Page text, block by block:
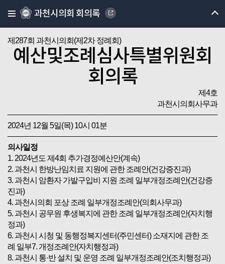
과천시의회 회의록
제287회 과천시의회(제2차 정례회)
예산및조례심사특별위원회
회의록
제4호
과천시의회사무과
2024년 12월 5일(목) 10시 01분
의사일정
1. 2024년도 제4회 추가경정예산안(계속)
2. 과천시 한방난임치료 지원에 관한 조례안(건강증진과)
3. 과천시 암환자 가발구입비 지원 조례 일부개정조례안(건강증
진과)
4. 과천시의회 포상 조례 일부개정조례안(의회사무과)
5. 과천시 공무원 후생복지에 관한 조례 일부개정조례안(자치행
정과)
6. 과천시 시청 및 동행정복지센터(주민센터) 소재지에 관한 조
례 일부7. 개정조례안(자치행정과)
8. 과천시 통·반 설치 및 운영 조례 일부개정조례안(조치행정과)